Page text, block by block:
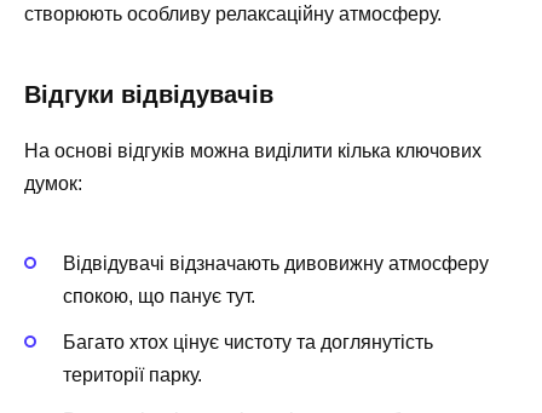
створюють особливу релаксаційну атмосферу.
Відгуки відвідувачів
На основі відгуків можна виділити кілька ключових
думок:
Відвідувачі відзначають дивовижну атмосферу
спокою, що панує тут.
Багато хтох цінує чистоту та доглянутість
території парку.